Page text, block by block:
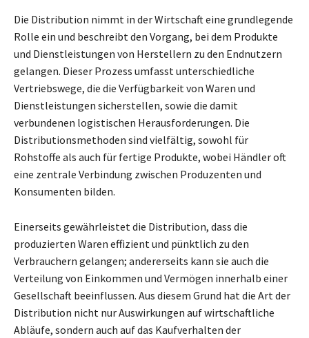
Die Distribution nimmt in der Wirtschaft eine grundlegende
Rolle ein und beschreibt den Vorgang, bei dem Produkte
und Dienstleistungen von Herstellern zu den Endnutzern
gelangen. Dieser Prozess umfasst unterschiedliche
Vertriebswege, die die Verfügbarkeit von Waren und
Dienstleistungen sicherstellen, sowie die damit
verbundenen logistischen Herausforderungen. Die
Distributionsmethoden sind vielfältig, sowohl für
Rohstoffe als auch für fertige Produkte, wobei Händler oft
eine zentrale Verbindung zwischen Produzenten und
Konsumenten bilden.
Einerseits gewährleistet die Distribution, dass die
produzierten Waren effizient und pünktlich zu den
Verbrauchern gelangen; andererseits kann sie auch die
Verteilung von Einkommen und Vermögen innerhalb einer
Gesellschaft beeinflussen. Aus diesem Grund hat die Art der
Distribution nicht nur Auswirkungen auf wirtschaftliche
Abläufe, sondern auch auf das Kaufverhalten der